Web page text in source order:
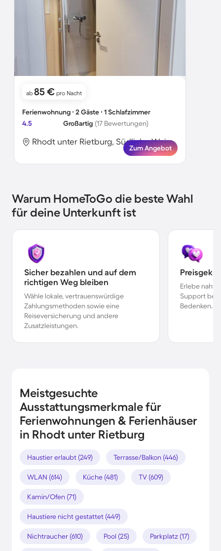
ab 85 € pro Nacht
Ferienwohnung ∙ 2 Gäste ∙ 1 Schlafzimmer
4.5
Großartig (17 Bewertungen)
Rhodt unter Rietburg, Südliche Weinstraße, Deutschland
Zum Angebot
Warum HomeToGo die beste Wahl
für deine Unterkunft ist
Sicher bezahlen und auf dem
richtigen Weg bleiben
Wähle lokale, vertrauenswürdige
Zahlungsmethoden sowie eine
Reiseversicherung und andere
Zusatzleistungen.
Erlebe
Support bei
Bedenken.
Meistgesuchte
Ausstattungsmerkmale für
Ferienwohnungen & Ferienhäuser
in Rhodt unter Rietburg
Haustier erlaubt (249) Terrasse/Balkon (446)
WLAN (614) Küche (481) TV (609)
Kamin/Ofen (71)
Haustiere nicht gestattet (449)
Nichtraucher (610) Pool (25) Parkplatz (17)